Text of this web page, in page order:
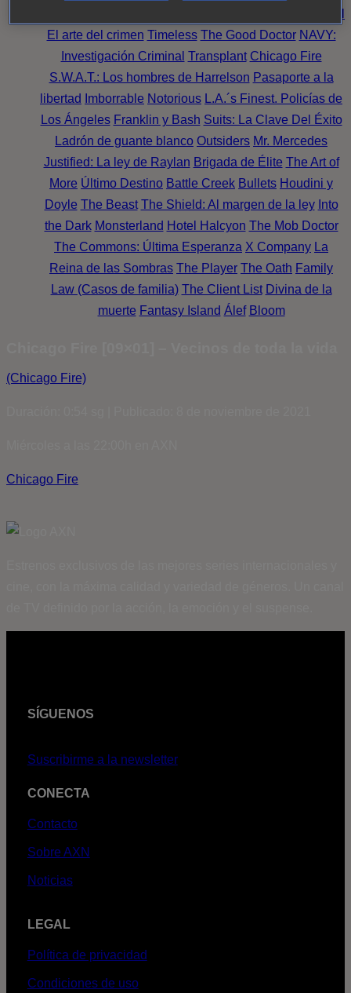
El arte del crimen Timeless The Good Doctor NAVY:
Investigación Criminal Transplant Chicago Fire
S.W.A.T.: Los hombres de Harrelson Pasaporte a la
libertad
Imborrable Notorious L.A.´s Finest. Policías de
Los Ángeles Franklin y Bash Suits: La Clave Del Éxito
Ladrón de guante blanco Outsiders Mr. Mercedes
Justified: La ley de Raylan Brigada de Élite The Art of
More Último Destino Battle Creek Bullets Houdini y
Doyle The Beast The Shield: Al margen de la ley Into
the Dark Monsterland Hotel Halcyon The Mob Doctor
The Commons: Última Esperanza X Company La
Reina de las Sombras The Player The Oath Family
Law (Casos de familia) The Client List Divina de la
muerte Fantasy Island Álef Bloom
(Chicago Fire)
Chicago Fire
SÍGUENOS
Suscribirme a la newsletter
CONECTA
Contacto
Sobre AXN
Noticias
LEGAL
Política de privacidad
Condiciones de uso